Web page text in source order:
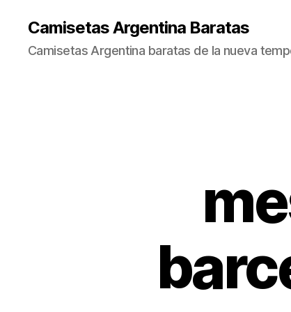
Camisetas Argentina Baratas
Camisetas Argentina baratas de la nueva